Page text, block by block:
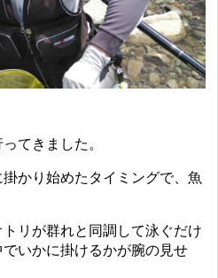
てきました。
かり始めたタイミングで、魚
リが群れと同調して泳ぐだけ
いかに掛けるかが腕の見せ